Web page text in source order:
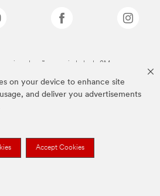
on your device to enhance site
and deliver you advertisements
Accept Cookies
são propriedade da 3M.